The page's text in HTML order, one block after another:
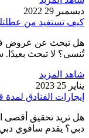
ديسمبر 29 2022
كيف تستفيد من
هل تبحث عن عروض في
تُنسى؟ لا تبحث
شاهد المزيد
يناير 25 2023
إيجارات الفنادق
هل تريد تحقيق أقصى
دبي؟ يقدم سافوي